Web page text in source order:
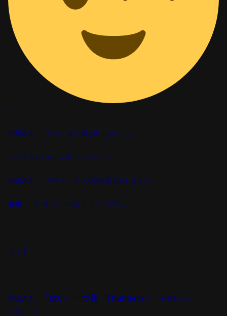
）
内田さん 「いや、まだ画は出てない…… 」
（そうでしたか……テヘッ！ (^_^;)）
内田さん 「今から、 4つの英単語を出します?」
客席 「ｻﾞﾜｻﾞﾜ……!!!∑(ﾟﾛﾟ!(ﾟﾍﾟ?)???」
↓↓↓
内田さん 「はい、一つ目 Thunder?」 （←発音いい
（笑）！）